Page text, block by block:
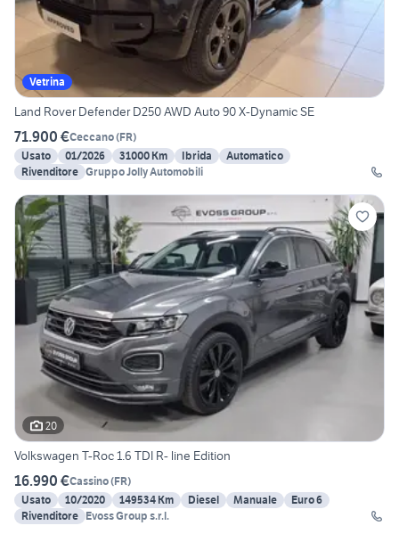
Vetrina
Land Rover Defender D250 AWD Auto 90 X-Dynamic SE
71.900 €Ceccano(FR)
Usato
01/2026 31000 Km Ibrida
Automatico
Rivenditore Gruppo Jolly Automobili
20
Volkswagen T-Roc 1.6 TDI R- line Edition
16.990 €Cassino(FR)
Usato
10/2020 149534 Km Diesel Manuale
Euro 6
Rivenditore Evoss Group s.r.l.